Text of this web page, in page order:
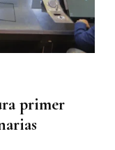
primer